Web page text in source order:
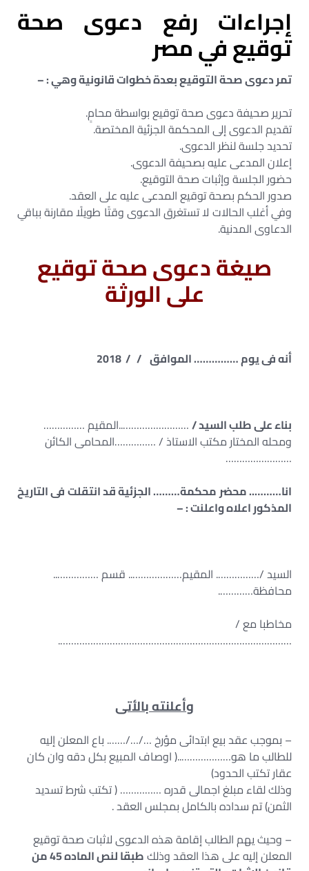
إجراءات رفع دعوى صحة
توقيع في مصر
تمر دعوى صحة التوقيع بعدة خطوات قانونية وهي : –
تحرير صحيفة دعوى صحة توقيع بواسطة محامٍ.
تقديم الدعوى إلى المحكمة الجزئية المختصة.
تحديد جلسة لنظر الدعوى.
إعلان المدعى عليه بصحيفة الدعوى.
حضور الجلسة وإثبات صحة التوقيع.
صدور الحكم بصحة توقيع المدعى عليه على العقد.
وفي أغلب الحالات لا تستغرق الدعوى وقتًا طويلًا مقارنة بباقي
الدعاوى المدنية.
صيغة دعوى صحة توقيع
على الورثة
أنه فى يوم …………… الموافق / / 2018
بناء على طلب السيد /……………………..المقيم ……………
ومحله المختار مكتب الاستاذ / ……………المحامى الكائن
……………………
انا……….. محضر محكمة……… الجزئية قد انتقلت فى التاريخ
المذكور اعلاه واعلنت : –
السيد /……………. المقيم……………….. قسم ……………..
محافظة………….
مخاطبا مع /
………………………………………………………………………….
وأعلنته بالأتى
– بموجب عقد بيع ابتدائى مؤرخ …/…/……. باع المعلن إليه
للطالب ما هو………………..( اوصاف المبيع بكل دقه وان كان
عقار تكتب الحدود)
وذلك لقاء مبلغ اجمالى قدره …………… ( تكتب شرط تسديد
الثمن) تم سداده بالكامل بمجلس العقد .
– وحيث يهم الطالب إقامة هذه الدعوى لاثبات صحة توقيع
المعلن إليه على هذا العقد وذلك
طبقا لنص الماده 45 من